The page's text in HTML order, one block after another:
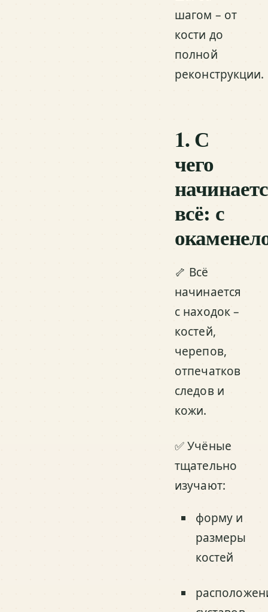
шагом – от
кости до
полной
реконструкции.
1. С
чего
всё: с
🦴 Всё
начинается
с находок –
костей,
черепов,
отпечатков
следов и
кожи.
✅ Учёные
тщательно
изучают:
форму и
размеры
костей